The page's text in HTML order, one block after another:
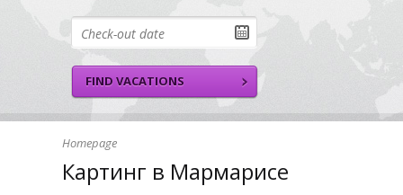
Homepage
Картинг в Мармарисе